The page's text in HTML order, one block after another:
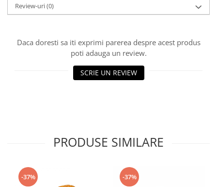
Turta dulce
Turta dulce cu nuci
Turta dulce cu miere
Paine
Review-uri(0)
Daca doresti sa iti exprimi parerea despre acest produs
poti adauga un review.
SCRIE UN REVIEW
PRODUSE SIMILARE
-37% -37%